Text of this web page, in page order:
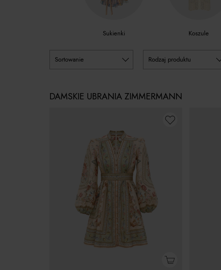
Sukienki Koszule
sortowanie rodzaj produktu
DAMSKIE UBRANIA ZIMMERMANN